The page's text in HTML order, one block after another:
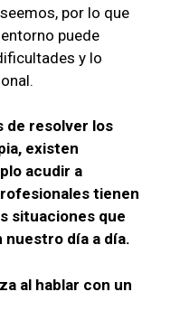
por lo que
puede
y lo
de resolver los
existen
acudir a
tienen
situaciones que
día a día.
al hablar con un